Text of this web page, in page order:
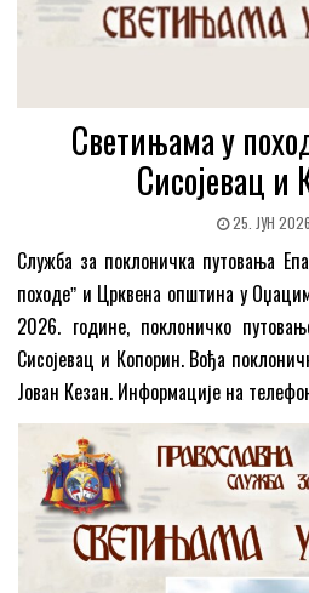
Светињама у
Сисојевац и
25. ЈУН 2026.
Служба за поклоничка путовања
походеˮ и Црквена општина у
2026. године, поклоничко
Сисојевац и Копорин. Вођа
Јован Кезан. Информације на